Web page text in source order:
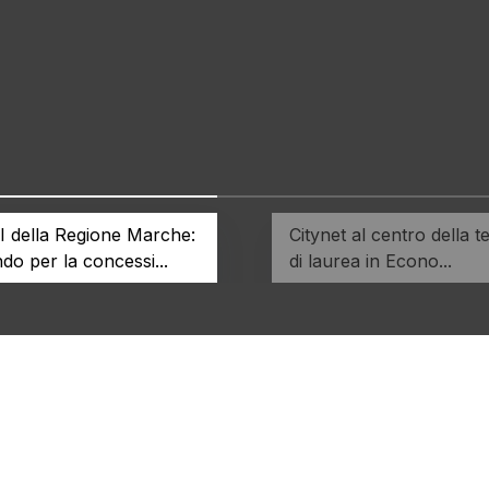
della Regione Marche:
per la concessi...
Citynet al centro della
di laurea in Econo...